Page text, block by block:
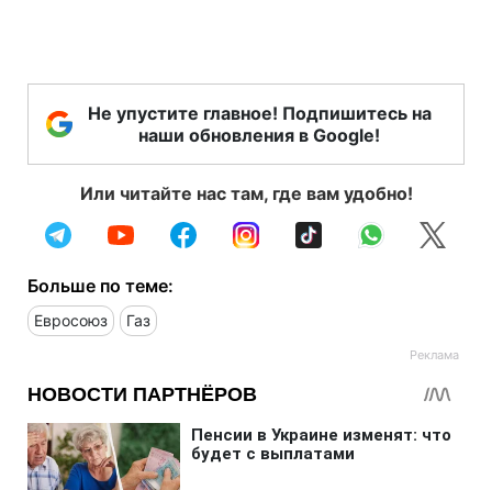
Не упустите главное! Подпишитесь на
наши обновления в Google!
Или читайте нас там, где вам удобно!
Больше по теме:
Евросоюз Газ